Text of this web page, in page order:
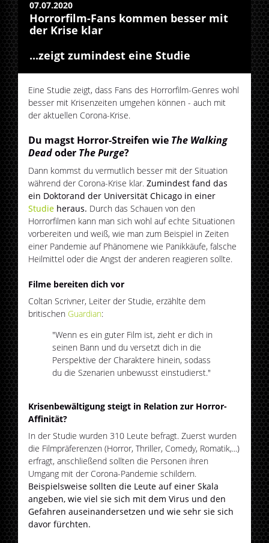
07.07.2020
Horrorfilm-Fans kommen besser mit
der Krise klar
...zeigt zumindest eine Studie
Eine Studie zeigt, dass Fans des Horrorfilm-Genres wohl
besser mit Krisenzeiten umgehen können - auch mit
der aktuellen Corona-Krise.
Du magst Horror-Streifen wie The Walking
Deadoder The Purge?
Dann kommst du vermutlich besser mit der Situation
während der Corona-Krise klar.Zumindest fand das
ein Doktorand der Universität Chicago in einer
Studie heraus. Durch das Schauen von den
Horrorfilmen kann man sich wohl auf echte Situationen
vorbereiten und weiß, wie man zum Beispiel in Zeiten
einer Pandemie auf Phänomene wie Panikkäufe, falsche
Heilmittel oder die Angst der anderen reagieren sollte.
Filme bereiten dich vor
Coltan Scrivner, Leiter der Studie, erzählte dem
britischen Guardian:
"Wenn es ein guter Film ist, zieht er dich in
seinen Bann und du versetzt dich in die
Perspektive der Charaktere hinein, sodass
du die Szenarien unbewusst einstudierst."
Krisenbewältigung steigt in Relation zur Horror-
Affinität?
In der Studie wurden 310 Leute befragt. Zuerst wurden
die Filmpräferenzen (Horror, Thriller, Comedy, Romatik,...)
erfragt, anschließend sollten die Personen ihren
Umgang mit der Corona-Pandemie schildern.
Beispielsweise sollten die Leute auf einer Skala
angeben, wie viel sie sich mit dem Virus und den
Gefahren auseinandersetzen und wie sehr sie sich
davor fürchten.